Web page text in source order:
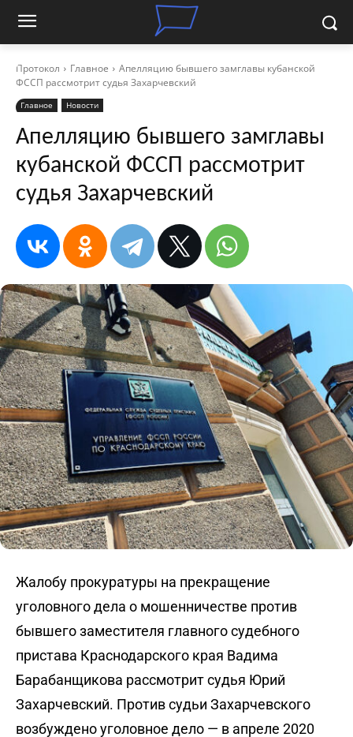
Протокол Главное
Апелляцию бывшего замглавы кубанской
ФССП рассмотрит судья Захарчевский
Главное Новости
Апелляцию бывшего замглавы
кубанской ФССП рассмотрит
судья Захарчевский
Жалобу прокуратуры на прекращение
уголовного дела о мошенничестве против
бывшего заместителя главного судебного
пристава Краснодарского края Вадима
Барабанщикова рассмотрит судья Юрий
Захарчевский. Против судьи Захарчевского
возбуждено уголовное дело — в апреле 2020